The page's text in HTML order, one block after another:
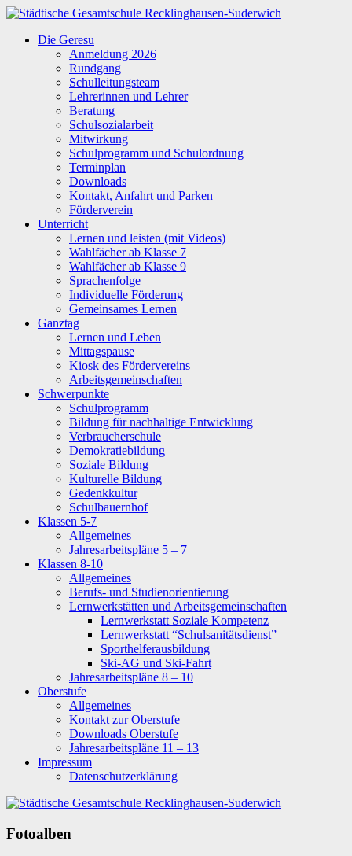
Zum
springen
Städtische
Gesamtschule
Recklinghausen-
Suderwich
Die Geresu
Anmeldung 2026
Rundgang
Schulleitungsteam
Lehrerinnen und Lehrer
Beratung
Schulsozialarbeit
Mitwirkung
Schulprogramm und Schulordnung
Terminplan
Downloads
Kontakt, Anfahrt und Parken
Förderverein
Unterricht
Lernen und leisten (mit Videos)
Wahlfächer ab Klasse 7
Wahlfächer ab Klasse 9
Sprachenfolge
Individuelle Förderung
Gemeinsames Lernen
Ganztag
Lernen und Leben
Mittagspause
Kiosk des Fördervereins
Arbeitsgemeinschaften
Schwerpunkte
Schulprogramm
Bildung für nachhaltige Entwicklung
Verbraucherschule
Demokratiebildung
Soziale Bildung
Kulturelle Bildung
Gedenkkultur
Schulbauernhof
Klassen 5-7
Allgemeines
Jahresarbeitspläne 5 – 7
Klassen 8-10
Allgemeines
Berufs- und Studienorientierung
Lernwerkstätten und Arbeitsgemeinschaften
Lernwerkstatt Soziale Kompetenz
Lernwerkstatt “Schulsanitätsdienst”
Sporthelferausbildung
Ski-AG und Ski-Fahrt
Jahresarbeitspläne 8 – 10
Oberstufe
Allgemeines
Kontakt zur Oberstufe
Downloads Oberstufe
Jahresarbeitspläne 11 – 13
Impressum
Datenschutzerklärung
Fotoalben